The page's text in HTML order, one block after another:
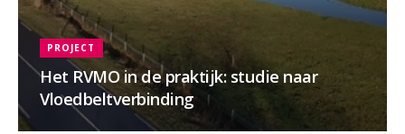
Het RVMO in de praktijk: studie naar
Vloedbeltverbinding
PROJECT